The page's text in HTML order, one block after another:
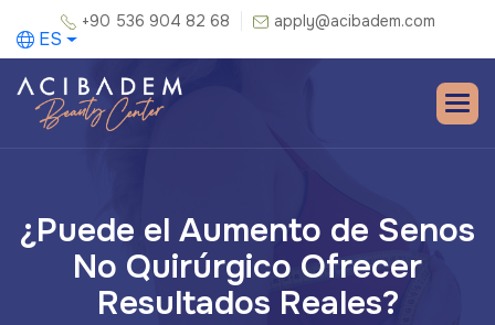
+90 536 904 82 68 apply@acibadem.com
ES
¿Puede el Aumento de Senos
No Quirúrgico Ofrecer
Resultados Reales?